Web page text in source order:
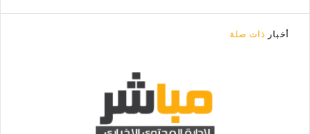
أخبار ذات صلة